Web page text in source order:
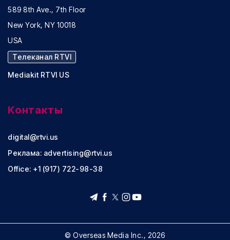
589 8th Ave., 7th Floor
New York, NY 10018
USA
Телеканал RTVI
Mediakit RTVI US
Контакты
digital@rtvi.us
Реклама: advertising@rtvi.us
Office: +1 (917) 722-98-38
© Overseas Media Inc., 2026